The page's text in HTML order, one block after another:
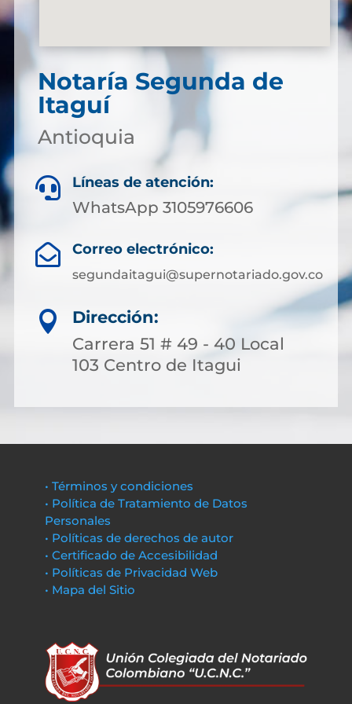
Notaría Segunda de
Itaguí
Antioquia
 Líneas de atención:
WhatsApp 3105976606
 Correo electrónico:
segundaitagui@supernotariado.gov.co

Dirección:
Carrera 51 # 49 - 40 Local
103 Centro de Itagui
• Términos y condiciones
• Política de Tratamiento de Datos
Personales
• Políticas de derechos de autor
• Certificado de Accesibilidad
• Políticas de Privacidad Web
• Mapa del Sitio